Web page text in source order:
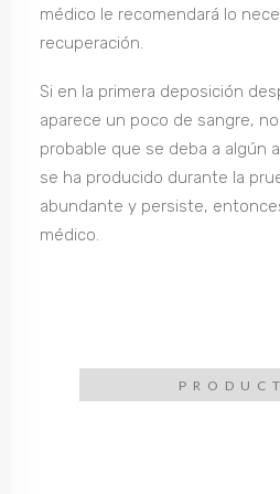
médico le recomendará lo
recuperación.
Si en la primera deposición
aparece un poco de sangre,
probable que se deba a algún
se ha producido durante la
abundante y persiste,
médico.